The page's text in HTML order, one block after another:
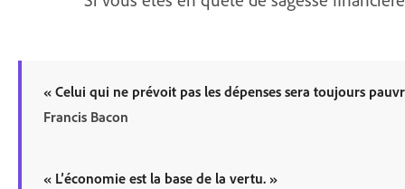
« Celui qui ne prévoit pas les dépenses sera toujours
Francis Bacon
« L’économie est la base de la vertu. »